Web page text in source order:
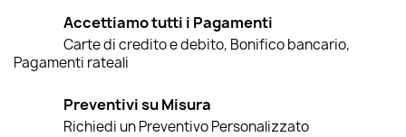
Accettiamo tutti i Pagamenti
Carte di credito e debito, Bonifico bancario,
Pagamenti rateali
Preventivi su Misura
Richiedi un Preventivo Personalizzato